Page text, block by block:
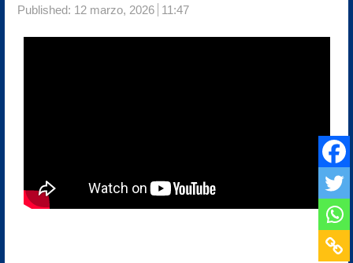
Published: 12 marzo, 2026 11:47